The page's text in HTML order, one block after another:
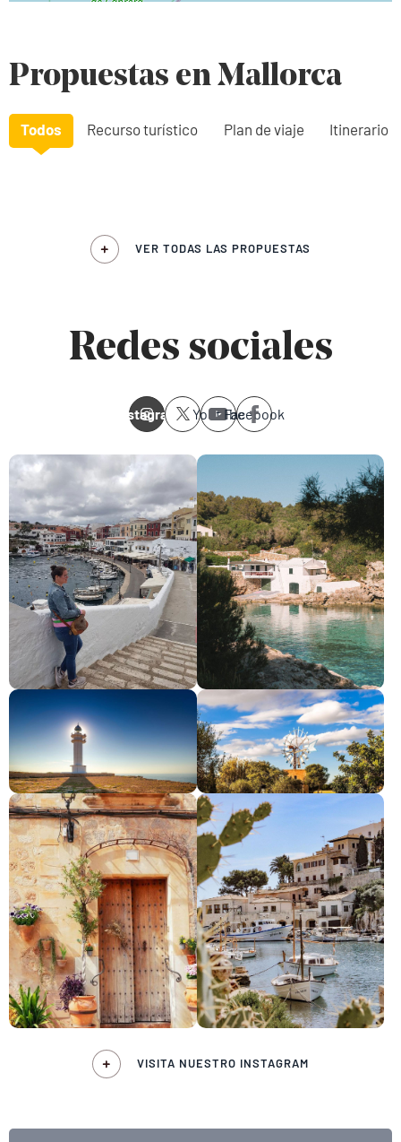
Propuestas en Mallorca
Todos Recurso turístico Plan de viaje Itinerario
VER TODAS LAS PROPUESTAS
Redes sociales
Instagram YoutubeFacebook
VISITA NUESTRO INSTAGRAM